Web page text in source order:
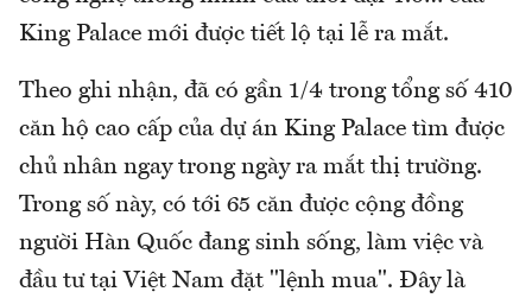
King Palace mới được tiết lộ tại lễ ra mắt.
Theo ghi nhận, đã có gần 1/4 trong tổng số 410
căn hộ cao cấp của dự án King Palace tìm được
chủ nhân ngay trong ngày ra mắt thị trường.
Trong số này, có tới 65 căn được cộng đồng
người Hàn Quốc đang sinh sống, làm việc và
đầu tư tại Việt Nam đặt "lệnh mua". Đây là